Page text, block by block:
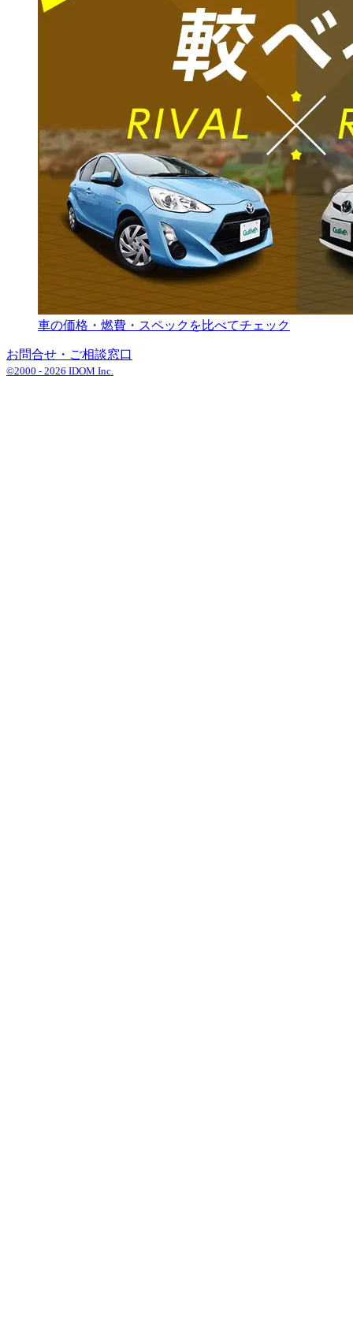
車の価格・燃費・スペックを比べてチェック
お問合せ・ご相談窓口
©2000 - 2026 IDOM Inc.